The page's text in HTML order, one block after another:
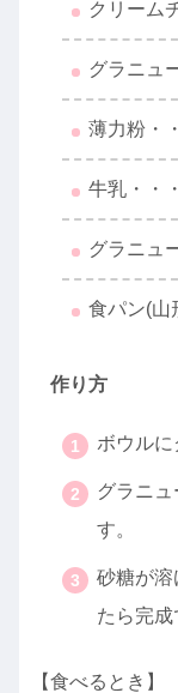
クリーム
グラニュ
薄力粉・
牛乳・・
グラニュ
食パン(山
作り方
ボウルに
グラニ
す。
砂糖が溶
たら完成
【食べるとき】